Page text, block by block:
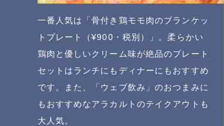
一番人気は「骨付き鶏モモ肉のブランケッ
トプレート（¥900・税別）」。柔らかい
鶏肉と優しいクリーム味が絶品のプレート
セットはランチにもディナーにもおすすめ
です。また、「ウェブ飲み」のおつまみに
もおすすめなアラカルトのテイクアウトも
大人気。